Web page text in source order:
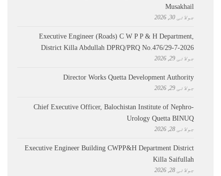
Musakhail
جولائی 30, 2026
Executive Engineer (Roads) C W P P & H Department,
District Killa Abdullah ​DPRQ/PRQ No.476/29-7-2026
جولائی 29, 2026
Director Works Quetta Development Authority
جولائی 29, 2026
Chief Executive Officer, Balochistan Institute of Nephro-
Urology Quetta BINUQ
جولائی 28, 2026
Executive Engineer Building CWPP&H Department District
Killa Saifullah
جولائی 28, 2026